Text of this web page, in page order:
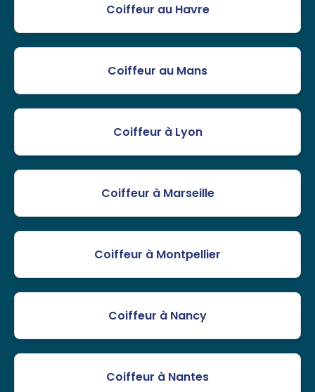
Coiffeur au Havre
Coiffeur au Mans
Coiffeur à Lyon
Coiffeur à Marseille
Coiffeur à Montpellier
Coiffeur à Nancy
Coiffeur à Nantes